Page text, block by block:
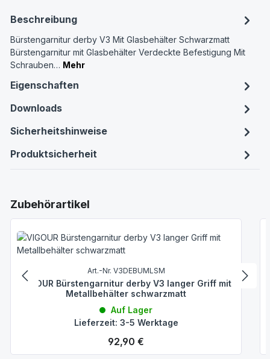
Beschreibung
Bürstengarnitur derby V3 Mit Glasbehälter Schwarzmatt
Bürstengarnitur mit Glasbehälter Verdeckte Befestigung Mit
Schrauben… Mehr
Eigenschaften
Downloads
Sicherheitshinweise
Produktsicherheit
Produktgalerie überspringen
Zubehörartikel
Art.-Nr. V3DEBUMLSM
VIGOUR Bürstengarnitur derby V3 langer Griff mit
Metallbehälter schwarzmatt
Auf Lager
Lieferzeit: 3-5 Werktage
Regulärer Preis:
92,90 €